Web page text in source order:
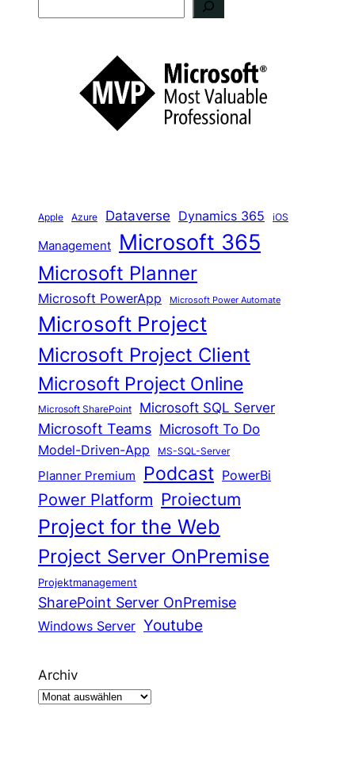
Apple Azure Dataverse Dynamics 365 iOS
Management Microsoft 365
Microsoft Planner
Microsoft PowerApp Microsoft Power Automate
Microsoft Project
Microsoft Project Client
Microsoft Project Online
Microsoft SharePoint Microsoft SQL Server
Microsoft Teams Microsoft To Do
Model-Driven-App MS-SQL-Server
Planner Premium Podcast PowerBi
Power Platform Proiectum
Project for the Web
Project Server OnPremise
Projektmanagement
SharePoint Server OnPremise
Windows Server Youtube
Archiv